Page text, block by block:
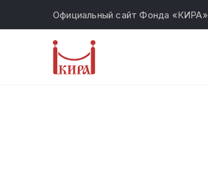
Официальный сайт Фонда «КИРА»